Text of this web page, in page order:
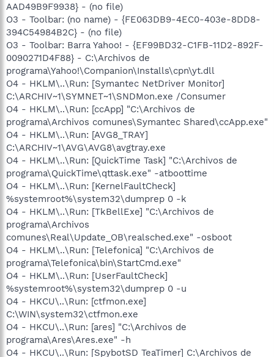
AAD49B9F9938} - (no file)
O3 - Toolbar: (no name) - {FE063DB9-4EC0-403e-8DD8-
394C54984B2C} - (no file)
O3 - Toolbar: Barra Yahoo! - {EF99BD32-C1FB-11D2-892F-
0090271D4F88} - C:\Archivos de
programa\Yahoo!\Companion\Installs\cpn\yt.dll
O4 - HKLM\..\Run: [Symantec NetDriver Monitor]
C:\ARCHIV~1\SYMNET~1\SNDMon.exe /Consumer
O4 - HKLM\..\Run: [ccApp] "C:\Archivos de
programa\Archivos comunes\Symantec Shared\ccApp.exe"
O4 - HKLM\..\Run: [AVG8_TRAY]
C:\ARCHIV~1\AVG\AVG8\avgtray.exe
O4 - HKLM\..\Run: [QuickTime Task] "C:\Archivos de
programa\QuickTime\qttask.exe" -atboottime
O4 - HKLM\..\Run: [KernelFaultCheck]
%systemroot%\system32\dumprep 0 -k
O4 - HKLM\..\Run: [TkBellExe] "C:\Archivos de
programa\Archivos
comunes\Real\Update_OB\realsched.exe" -osboot
O4 - HKLM\..\Run: [Telefonica] "C:\Archivos de
programa\Telefonica\bin\StartCmd.exe"
O4 - HKLM\..\Run: [UserFaultCheck]
%systemroot%\system32\dumprep 0 -u
O4 - HKCU\..\Run: [ctfmon.exe]
C:\WIN\system32\ctfmon.exe
O4 - HKCU\..\Run: [ares] "C:\Archivos de
programa\Ares\Ares.exe" -h
O4 - HKCU\..\Run: [SpybotSD TeaTimer] C:\Archivos de